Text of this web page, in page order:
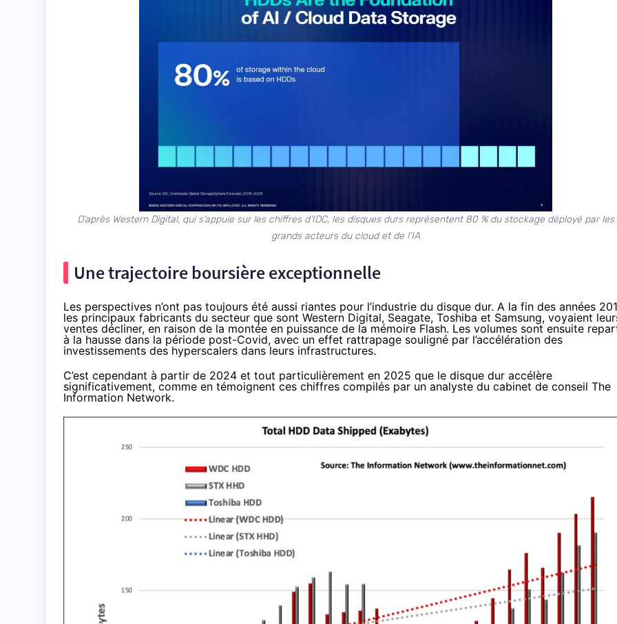
D’après Western Digital, qui s’appuie sur les chiffres d’IDC, les disques durs représentent 80 % du stockage déployé par les
grands acteurs du cloud et de l’IA
Une trajectoire boursière exceptionnelle
Les perspectives n’ont pas toujours été aussi riantes pour l’industrie du disque dur. A la fin des années
les principaux fabricants du secteur que sont Western Digital, Seagate, Toshiba et Samsung, voyaient
ventes décliner, en raison de la montée en puissance de la mémoire Flash. Les volumes sont ensuite
à la hausse dans la période post-Covid, avec un effet rattrapage souligné par l’accélération des
investissements des hyperscalers dans leurs infrastructures.
C’est cependant à partir de 2024 et tout particulièrement en 2025 que le disque dur accélère
significativement, comme en témoignent ces chiffres compilés par un analyste du cabinet de conseil The
Information Network.